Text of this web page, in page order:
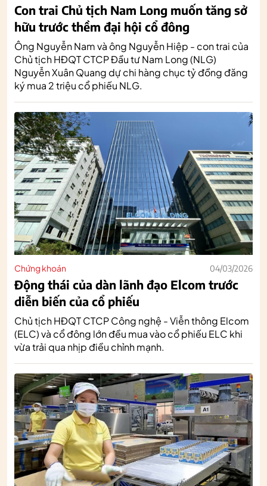
Con trai Chủ tịch Nam Long muốn tăng sở
hữu trước thềm đại hội cổ đông
Ông Nguyễn Nam và ông Nguyễn Hiệp - con trai của
Chủ tịch HĐQT CTCP Đầu tư Nam Long (NLG)
Nguyễn Xuân Quang dự chi hàng chục tỷ đồng đăng
ký mua 2 triệu cổ phiếu NLG.
Chứng khoán 04/03/2026
Động thái của dàn lãnh đạo Elcom trước
diễn biến của cổ phiếu
Chủ tịch HĐQT CTCP Công nghệ - Viễn thông Elcom
(ELC) và cổ đông lớn đều mua vào cổ phiếu ELC khi
vừa trải qua nhịp điều chỉnh mạnh.